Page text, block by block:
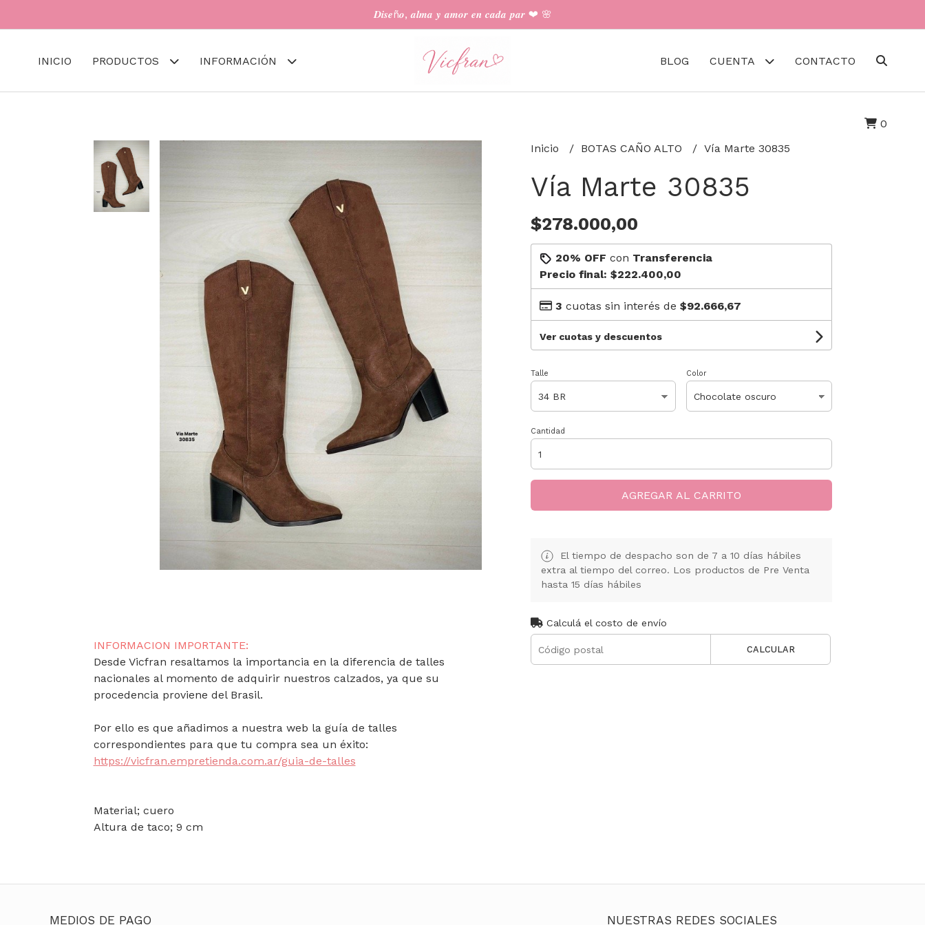
𝑫𝒊𝒔𝒆ñ𝒐, 𝒂𝒍𝒎𝒂 𝒚 𝒂𝒎𝒐𝒓 𝒆𝒏 𝒄𝒂𝒅𝒂 𝒑𝒂𝒓 ❤︎ 🌸
INICIO PRODUCTOS INFORMACIÓN BLOG CUENTA CONTACTO
0
INFORMACION IMPORTANTE:
Desde Vicfran resaltamos la importancia en la diferencia de talles
nacionales al momento de adquirir nuestros calzados, ya que su
procedencia proviene del Brasil.
Por ello es que añadimos a nuestra web la guía de talles
correspondientes para que tu compra sea un éxito:
https://vicfran.empretienda.com.ar/guia-de-talles
Material; cuero
Altura de taco; 9 cm
Inicio BOTAS CAÑO ALTO Vía Marte 30835
Vía Marte 30835
$278.000,00
20% OFF con Transferencia
Precio final: $222.400,00
3 cuotas sin interés de $92.666,67
Ver cuotas y descuentos
Talle Color
Cantidad
AGREGAR AL CARRITO
El tiempo de despacho son de 7 a 10 días hábiles
extra al tiempo del correo. Los productos de Pre Venta
hasta 15 días hábiles
Calculá el costo de envío
CALCULAR
MEDIOS DE PAGO NUESTRAS REDES SOCIALES